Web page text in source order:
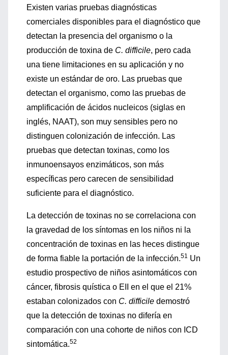
Existen varias pruebas diagnósticas
comerciales disponibles para el diagnóstico que
detectan la presencia del organismo o la
producción de toxina de C. difficile, pero cada
una tiene limitaciones en su aplicación y no
existe un estándar de oro. Las pruebas que
detectan el organismo, como las pruebas de
amplificación de ácidos nucleicos (siglas en
inglés, NAAT), son muy sensibles pero no
distinguen colonización de infección. Las
pruebas que detectan toxinas, como los
inmunoensayos enzimáticos, son más
específicas pero carecen de sensibilidad
suficiente para el diagnóstico.
La detección de toxinas no se correlaciona con
la gravedad de los síntomas en los niños ni la
concentración de toxinas en las heces distingue
de forma fiable la portación de la infección.51 Un
estudio prospectivo de niños asintomáticos con
cáncer, fibrosis quística o EII en el que el 21%
estaban colonizados con C. difficile demostró
que la detección de toxinas no difería en
comparación con una cohorte de niños con ICD
sintomática.52